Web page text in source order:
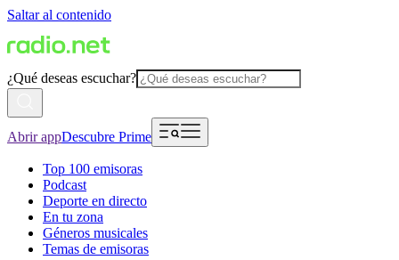
Saltar al contenido
¿Qué deseas escuchar?
Abrir appDescubre Prime
Top 100 emisoras
Podcast
Deporte en directo
En tu zona
Géneros musicales
Temas de emisoras